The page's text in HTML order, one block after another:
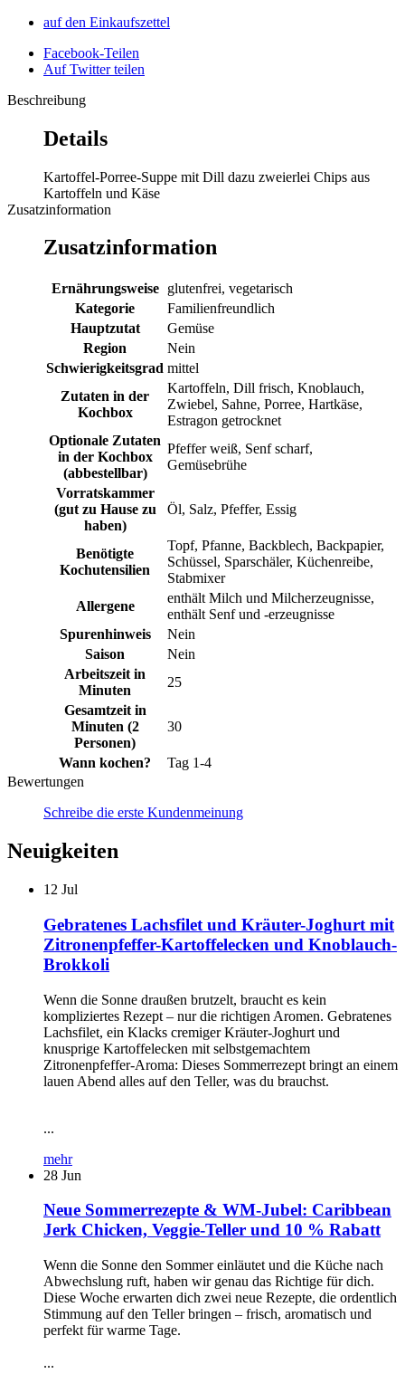
auf den Einkaufszettel
Facebook-Teilen
Auf Twitter teilen
Beschreibung
Details
Kartoffel-Porree-Suppe mit Dill dazu zweierlei Chips aus
Kartoffeln und Käse
Zusatzinformation
Zusatzinformation
Ernährungsweise
glutenfrei, vegetarisch
Kategorie
Familienfreundlich
Hauptzutat
Gemüse
Region
Nein
Schwierigkeitsgrad mittel
Zutaten in der
Kochbox
Kartoffeln, Dill frisch, Knoblauch,
Zwiebel, Sahne, Porree, Hartkäse,
Estragon getrocknet
Optionale Zutaten
in der Kochbox
(abbestellbar)
Pfeffer weiß, Senf scharf,
Gemüsebrühe
Vorratskammer
(gut zu Hause zu
haben)
Öl, Salz, Pfeffer, Essig
Benötigte
Kochutensilien
Topf, Pfanne, Backblech, Backpapier,
Schüssel, Sparschäler, Küchenreibe,
Stabmixer
Allergene
enthält Milch und Milcherzeugnisse,
enthält Senf und -erzeugnisse
Spurenhinweis
Nein
Saison
Nein
Arbeitszeit in
Minuten
25
Gesamtzeit in
Minuten (2
Personen)
30
Wann kochen?
Tag 1-4
Bewertungen
Schreibe die erste Kundenmeinung
Neuigkeiten
12 Jul
Gebratenes Lachsfilet und Kräuter-Joghurt mit
Zitronenpfeffer-Kartoffelecken und Knoblauch-
Brokkoli
Wenn die Sonne draußen brutzelt, braucht es kein
kompliziertes Rezept – nur die richtigen Aromen. Gebratenes
Lachsfilet, ein Klacks cremiger Kräuter-Joghurt und
knusprige Kartoffelecken mit selbstgemachtem
Zitronenpfeffer-Aroma: Dieses Sommerrezept bringt an einem
lauen Abend alles auf den Teller, was du brauchst.
...
mehr
28 Jun
Neue Sommerrezepte & WM-Jubel: Caribbean
Jerk Chicken, Veggie-Teller und 10 % Rabatt
Wenn die Sonne den Sommer einläutet und die Küche nach
Abwechslung ruft, haben wir genau das Richtige für dich.
Diese Woche erwarten dich zwei neue Rezepte, die ordentlich
Stimmung auf den Teller bringen – frisch, aromatisch und
perfekt für warme Tage.
...